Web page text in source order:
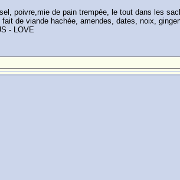
poivre,mie de pain trempée, le tout dans les
de viande hachée, amendes, dates, noix,
- LOVE